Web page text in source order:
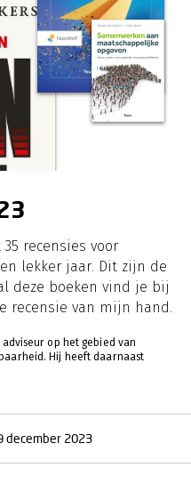
recensies voor
lekker jaar. Dit zijn de
deze boeken vind je bij
recensie van mijn hand.
op het gebied van
Hij heeft daarnaast
december 2023